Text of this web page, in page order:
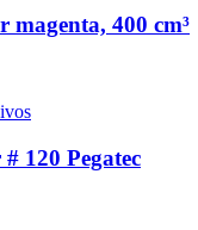
magenta, 400 cm³
120 Pegatec